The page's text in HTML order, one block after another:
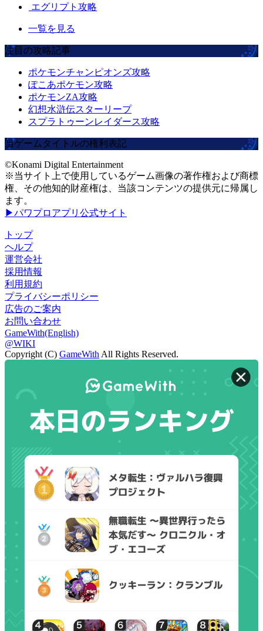
エグリプト攻略
一覧を見る
注目の攻略記事
ポケモンチャンピオンズ攻略
ぽこあポケモン攻略
ポケモンZA攻略
幻想水滸伝スターリープ
スプラトゥーンレイダース攻略
当ゲームタイトルの権利表記
©Konami Digital Entertainment
※当サイト上で使用しているゲーム画像の著作権および商標
権、その他知的財産権は、当該コンテンツの提供元に帰属し
ます。
▶パワプロアプリ公式サイト
トップ
ヘルプ
運営会社
採用情報
利用規約
プライバシーポリシー
広告のご案内
お問い合わせ
GameWith(English)
@WIKI
Copyright (C) GameWith All Rights Reserved.